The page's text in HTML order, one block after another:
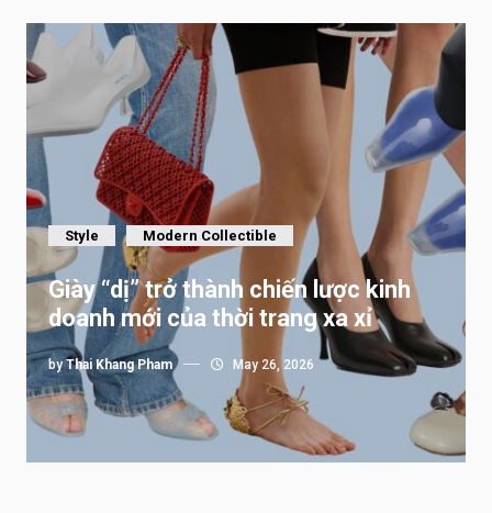
Style Modern Collectible
Giày “dị” trở thành chiến lược kinh
doanh mới của thời trang xa xỉ
byThai Khang Pham May 26, 2026